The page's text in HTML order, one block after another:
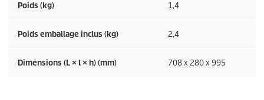
Poids (kg) 1,4
Poids emballage inclus (kg) 2,4
Dimensions (L × l × h) (mm) 708 x 280 x 995